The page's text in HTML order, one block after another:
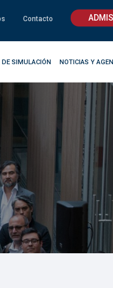
Contacto
SIMULACIÓN NOTICIAS Y